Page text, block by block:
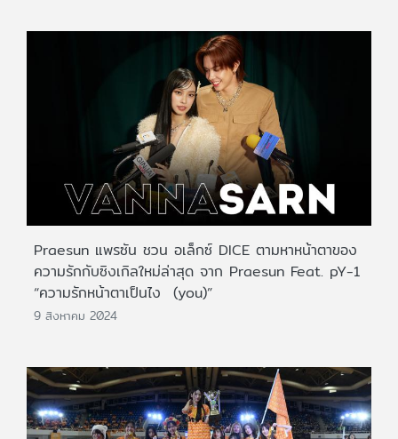
Praesun แพรซัน ชวน อเล็กซ์ DICE ตามหาหน้าตาของ
ความรักกับซิงเกิลใหม่ล่าสุด จาก Praesun Feat. pY-1
“ความรักหน้าตาเป็นไง (you)”
9 สิงหาคม 2024